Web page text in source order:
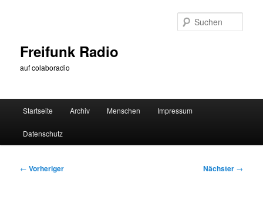
Freifunk Radio
auf colaboradio
Startseite Archiv Menschen Impressum
Datenschutz
Beitragsnavigation
← Vorheriger Nächster →